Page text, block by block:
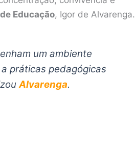
Educação, Igor de Alvarenga.
um ambiente
práticas pedagógicas
Alvarenga.